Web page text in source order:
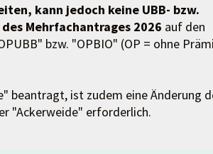
kann jedoch keine UBB- bzw.
Mehrfachantrages 2026 auf den
bzw. "OPBIO" (OP = ohne
beantragt, ist zudem eine Änderung
"Ackerweide" erforderlich.